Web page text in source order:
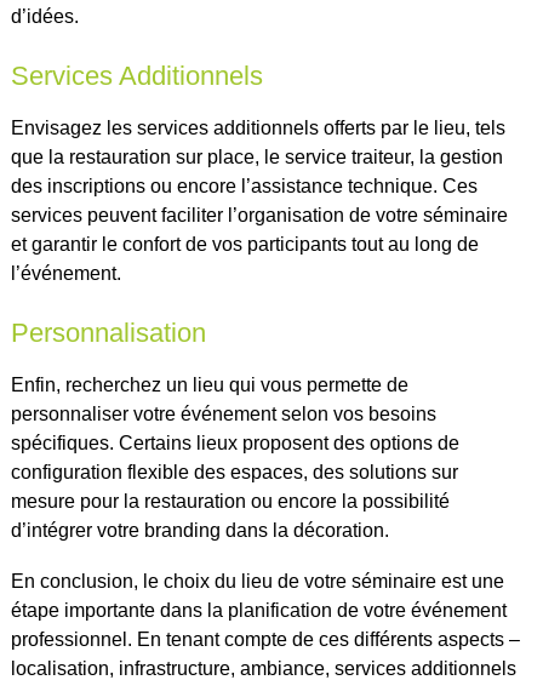
d’idées.
Services Additionnels
Envisagez les services additionnels offerts par le lieu, tels
que la restauration sur place, le service traiteur, la gestion
des inscriptions ou encore l’assistance technique. Ces
services peuvent faciliter l’organisation de votre séminaire
et garantir le confort de vos participants tout au long de
l’événement.
Personnalisation
Enfin, recherchez un lieu qui vous permette de
personnaliser votre événement selon vos besoins
spécifiques. Certains lieux proposent des options de
configuration flexible des espaces, des solutions sur
mesure pour la restauration ou encore la possibilité
d’intégrer votre branding dans la décoration.
En conclusion, le choix du lieu de votre séminaire est une
étape importante dans la planification de votre événement
professionnel. En tenant compte de ces différents aspects –
localisation, infrastructure, ambiance, services additionnels